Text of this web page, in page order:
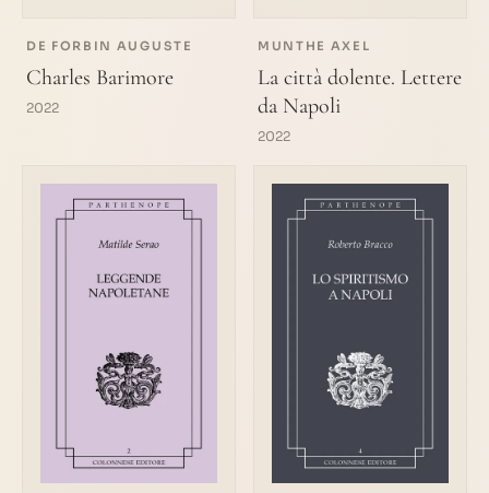
DE FORBIN AUGUSTE
Charles Barimore
2022
MUNTHE AXEL
La città dolente. Lettere
da Napoli
2022